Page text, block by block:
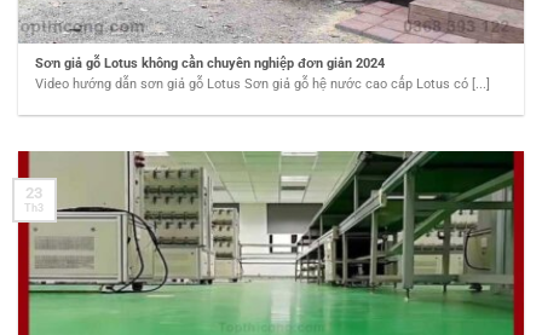
Sơn giả gỗ Lotus không cần chuyên nghiệp đơn giản 2024
Video hướng dẫn sơn giả gỗ Lotus Sơn giả gỗ hệ nước cao cấp Lotus có [...]
23
Th3